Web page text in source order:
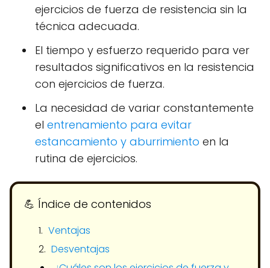
ejercicios de fuerza de resistencia sin la
técnica adecuada.
El tiempo y esfuerzo requerido para ver
resultados significativos en la resistencia
con ejercicios de fuerza.
La necesidad de variar constantemente
el entrenamiento para evitar
estancamiento y aburrimiento en la
rutina de ejercicios.
💪​ Índice de contenidos
Ventajas
Desventajas